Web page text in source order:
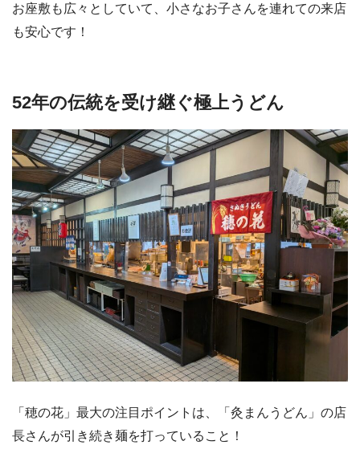
お座敷も広々としていて、小さなお子さんを連れての来店
も安心です！
52年の伝統を受け継ぐ極上うどん
「穂の花」最大の注目ポイントは、「灸まんうどん」の店
長さんが引き続き麺を打っていること！